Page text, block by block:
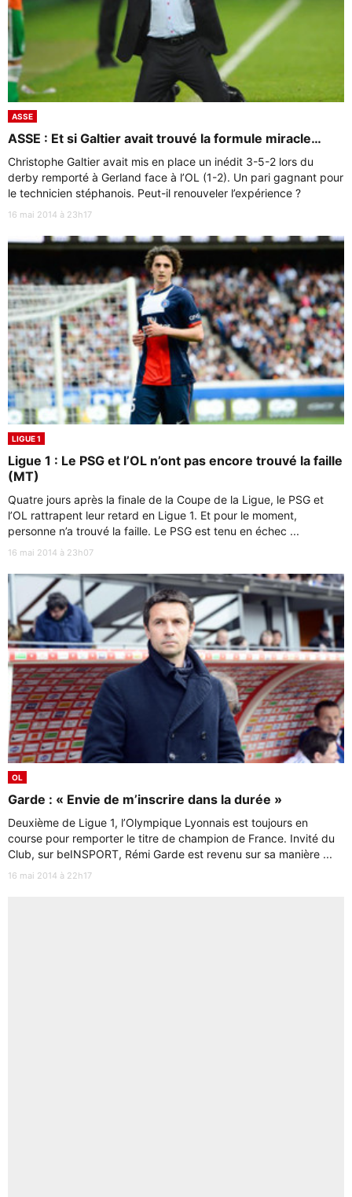
ASSE
ASSE : Et si Galtier avait trouvé la formule miracle…
Christophe Galtier avait mis en place un inédit 3-5-2 lors du
derby remporté à Gerland face à l’OL (1-2). Un pari gagnant pour
le technicien stéphanois. Peut-il renouveler l’expérience ?
16 mai 2014 à 23h17
LIGUE 1
Ligue 1 : Le PSG et l’OL n’ont pas encore trouvé la faille
(MT)
Quatre jours après la finale de la Coupe de la Ligue, le PSG et
l’OL rattrapent leur retard en Ligue 1. Et pour le moment,
personne n’a trouvé la faille. Le PSG est tenu en échec ...
16 mai 2014 à 23h07
OL
Garde : « Envie de m’inscrire dans la durée »
Deuxième de Ligue 1, l’Olympique Lyonnais est toujours en
course pour remporter le titre de champion de France. Invité du
Club, sur beINSPORT, Rémi Garde est revenu sur sa manière ...
16 mai 2014 à 22h17